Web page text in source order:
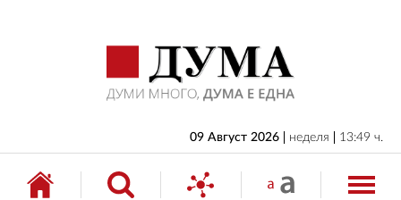
09 Август 2026 неделя 13:49 ч.
БЪЛГАРИЯ
ИКОНОМИКА
ИЗБОРИ
СВЯТ